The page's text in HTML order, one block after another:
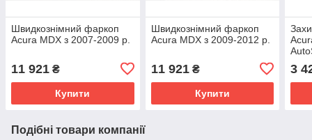
Швидкознімний фаркоп
Acura MDX з 2007-2009 р.
11 921 ₴
Купити
Швидкознімний фаркоп
Acura MDX з 2009-2012 р.
11 921₴
Купити
3
Подібні товари компанії